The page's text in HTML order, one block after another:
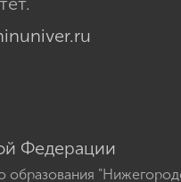
Федерации